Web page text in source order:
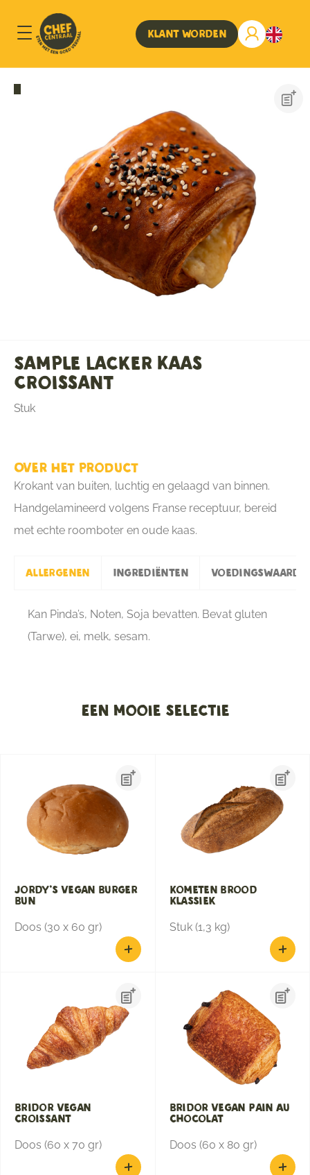
Klant worden
Sample Lacker Kaas
Croissant
Stuk
Over het product
Krokant van buiten, luchtig en gelaagd van binnen.
Handgelamineerd volgens Franse receptuur, bereid
met echte roomboter en oude kaas.
Allergenen Ingrediënten
Kan Pinda’s, Noten, Soja bevatten. Bevat gluten
(Tarwe), ei, melk, sesam.
Een mooie selectie
Jordy’s Vegan Burger
Bun
Doos (30 x 60 gr)
Kometen Brood
Klassiek
Stuk (1,3 kg)
Bridor Vegan
Croissant
Doos (60 x 70 gr)
Bridor Vegan Pain Au
Chocolat
Doos (60 x 80 gr)